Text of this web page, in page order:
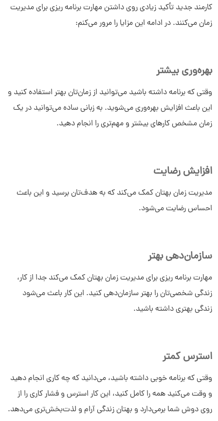
کارمند جدید تأکید زیادی روی داشتن مهارت برنامه ریزی برای مدیریت
زمان می‌کنند. در ادامه این مزایا را مرور می‌کنم:
بهره‌وری بیشتر
وقتی که برنامه داشته باشید می‌توانید از زمان‌تان بهتر استفاده کنید و
این باعث افزایش بهره‌وری می‌شوید. به زبانی ساده می‌توانید در یک
زمان مشخص کارهای بیشتر و مهم‌تری را انجام دهید.
افزایش رضایت
مدیریت زمان بهتان کمک می‌کند که به هدف‌تان برسید و این باعث
احساس رضایت می‌شود.
سازمان‌دهی بهتر
مهارت برنامه ریزی برای مدیریت زمان بهتان کمک می‌کند جدا از کار،
زندگی شخصی‌تان را بهتر سازمان‌دهی کنید. این کار باعث می‌شود
زندگی بهتری داشته باشید.
استرس کمتر
وقتی که برنامه خوبی داشته باشید، می‌دانید که چه کاری انجام دهید
و وقت می‌کنید همه را کامل کنید، این کار استرس و فشار کاری را از
روی دوش شما برمی‌دارد و بهتان زندگی آرام و لذت‌بخش‌تری می‌دهد.